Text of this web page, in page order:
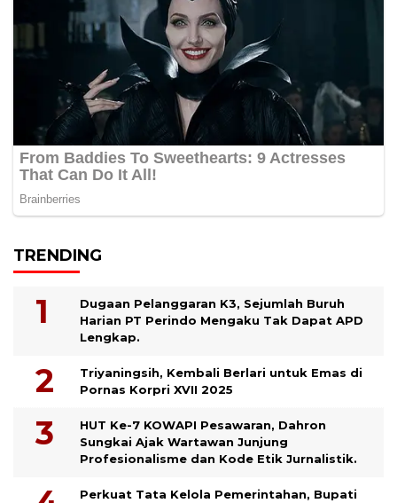
TRENDING
Dugaan Pelanggaran K3, Sejumlah Buruh
Harian PT Perindo Mengaku Tak Dapat APD
Lengkap.
Triyaningsih, Kembali Berlari untuk Emas di
Pornas Korpri XVII 2025
HUT Ke-7 KOWAPI Pesawaran, Dahron
Sungkai Ajak Wartawan Junjung
Profesionalisme dan Kode Etik Jurnalistik.
Perkuat Tata Kelola Pemerintahan, Bupati